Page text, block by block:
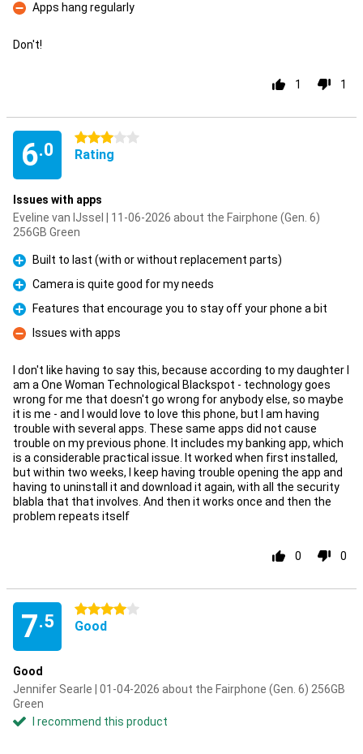
Con
Apps hang regularly
Don't!
1 1
6.0
3 stars
Rating
Issues with apps
Eveline van IJssel | 11-06-2026 about the Fairphone (Gen. 6)
256GB Green
Pro
Built to last (with or without replacement parts)
Pro
Camera is quite good for my needs
Pro
Features that encourage you to stay off your phone a bit
Con
Issues with apps
I don't like having to say this, because according to my daughter I
am a One Woman Technological Blackspot - technology goes
wrong for me that doesn't go wrong for anybody else, so maybe
it is me - and I would love to love this phone, but I am having
trouble with several apps. These same apps did not cause
trouble on my previous phone. It includes my banking app, which
is a considerable practical issue. It worked when first installed,
but within two weeks, I keep having trouble opening the app and
having to uninstall it and download it again, with all the security
blabla that that involves. And then it works once and then the
problem repeats itself
0 0
7.5
4 stars
Good
Good
Jennifer Searle | 01-04-2026 about the Fairphone (Gen. 6) 256GB
Green
I recommend this product